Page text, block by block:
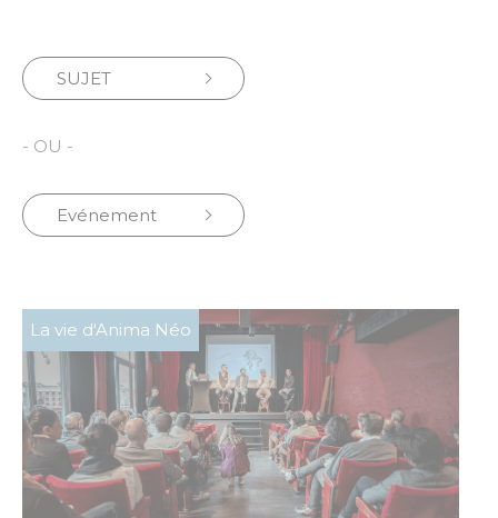
SUJET
- OU -
Evénement
La vie d'Anima Néo